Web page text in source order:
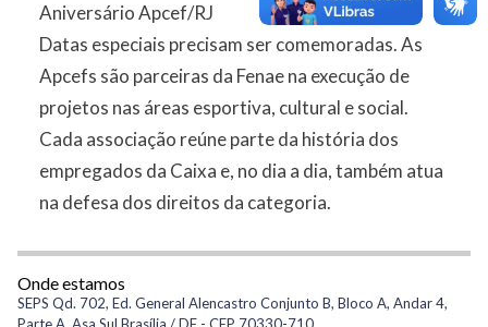
Aniversário Apcef/RJ
Datas especiais precisam ser comemoradas. As
Apcefs são parceiras da Fenae na execução de
projetos nas áreas esportiva, cultural e social.
Cada associação reúne parte da história dos
empregados da Caixa e, no dia a dia, também atua
na defesa dos direitos da categoria.
Onde estamos
SEPS Qd. 702, Ed. General Alencastro Conjunto B, Bloco A, Andar 4,